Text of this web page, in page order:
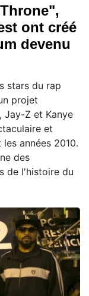
ont créé
devenu
stars du rap
projet
Jay-Z et Kanye
et
années 2010.
des
de l'histoire du